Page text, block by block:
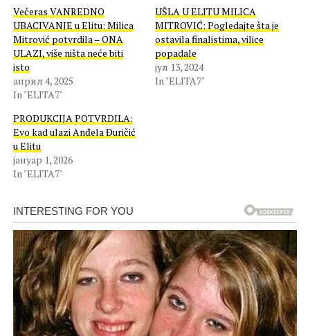
Večeras VANREDNO
UBACIVANJE u Elitu: Milica
Mitrović potvrdila – ONA
ULAZI, više ništa neće biti
isto
април 4, 2025
In "ELITA7"
UŠLA U ELITU MILICA
MITROVIĆ: Pogledajte šta je
ostavila finalistima, vilice
popadale
јул 13, 2024
In "ELITA7"
PRODUKCIJA POTVRDILA:
Evo kad ulazi Anđela Đuričić
u Elitu
јануар 1, 2026
In "ELITA7"